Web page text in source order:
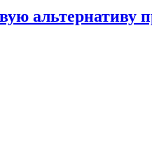
альтернативу